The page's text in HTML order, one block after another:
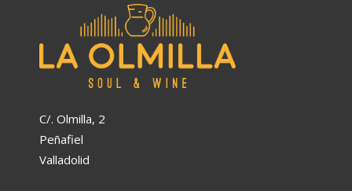
C/. Olmilla, 2
Peñafiel
Valladolid